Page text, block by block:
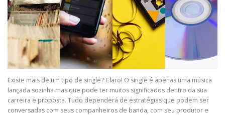
Existe mais de um tipo de single? Claro! O single é apenas uma música
lançada sozinha mas que pode ter muitos significados dentro da sua
carreira e proposta. Tudo dependerá de estratégias que podem ser
conversadas com seus companheiros de banda, com seu produtor e